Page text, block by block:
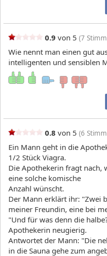
0.9 von 5 (7
Wie nennt man einen gut
intelligenten und sensiblen
0.8 von 5 (6
Ein Mann geht in die
1/2 Stück Viagra.
Die Apothekerin fragt nach,
eine solche komische
Anzahl wünscht.
Der Mann erklärt ihr: "Zwei
meiner Freundin, eine bei
"Und für was denn die
Apothekerin neugierig.
Antwortet der Mann: "Die
in die Sauna gehe zum